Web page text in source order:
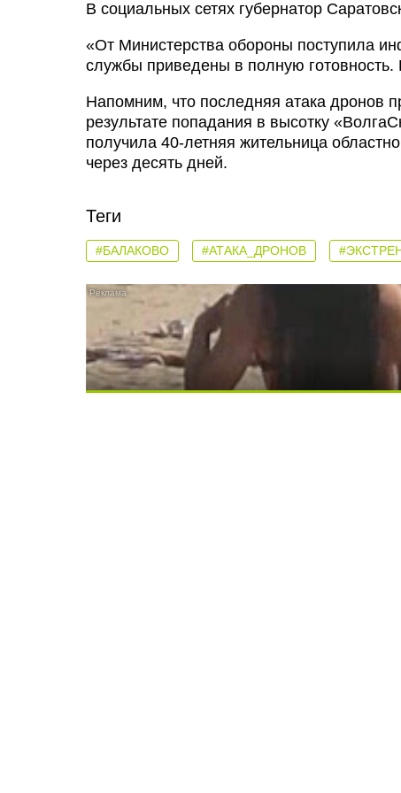
В социальных сетях губернатор
«От Министерства обороны поступила
службы приведены в полную готовность.
Напомним, что последняя атака дронов
результате попадания в высотку
получила 40-летняя жительница
через десять дней.
Теги
#БАЛАКОВО #АТАКА_ДРОНОВ